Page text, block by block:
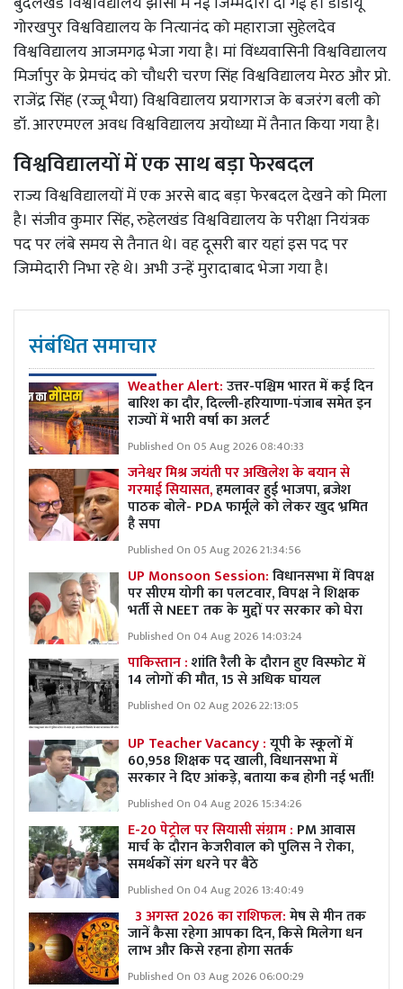
गोरखपुर विश्वविद्यालय के नित्यानंद को महाराजा सुहेलदेव
विश्वविद्यालय आजमगढ़ भेजा गया है। मां विंध्यवासिनी विश्वविद्यालय
मिर्जापुर के प्रेमचंद को चौधरी चरण सिंह विश्वविद्यालय मेरठ और प्रो.
राजेंद्र सिंह (रज्जू भैया) विश्वविद्यालय प्रयागराज के बजरंग बली को
डॉ. आरएमएल अवध विश्वविद्यालय अयोध्या में तैनात किया गया है।
विश्वविद्यालयों में एक साथ बड़ा फेरबदल
राज्य विश्वविद्यालयों में एक अरसे बाद बड़ा फेरबदल देखने को मिला
है। संजीव कुमार सिंह, रुहेलखंड विश्वविद्यालय के परीक्षा नियंत्रक
पद पर लंबे समय से तैनात थे। वह दूसरी बार यहां इस पद पर
जिम्मेदारी निभा रहे थे। अभी उन्हें मुरादाबाद भेजा गया है।
संबंधित समाचार
Weather Alert:उत्तर-पश्चिम भारत में कई दिन
बारिश का दौर, दिल्ली-हरियाणा-पंजाब समेत इन
राज्यों में भारी वर्षा का अलर्ट
Published On 05 Aug 2026 08:40:33
जनेश्वर मिश्र जयंती पर अखिलेश के बयान से
गरमाई सियासत,हमलावर हुई भाजपा, ब्रजेश
पाठक बोले- PDA फार्मूले को लेकर खुद भ्रमित
है सपा
Published On 05 Aug 2026 21:34:56
UP Monsoon Session:विधानसभा में विपक्ष
पर सीएम योगी का पलटवार, विपक्ष ने शिक्षक
भर्ती से NEET तक के मुद्दों पर सरकार को घेरा
Published On 04 Aug 2026 14:03:24
पाकिस्तान :शांति रैली के दौरान हुए विस्फोट में
14 लोगों की मौत, 15 से अधिक घायल
Published On 02 Aug 2026 22:13:05
UP Teacher Vacancy :यूपी के स्कूलों में
60,958 शिक्षक पद खाली, विधानसभा में
सरकार ने दिए आंकड़े, बताया कब होगी नई भर्ती!
Published On 04 Aug 2026 15:34:26
E-20 पेट्रोल पर सियासी संग्राम : PM आवास
मार्च के दौरान केजरीवाल को पुलिस ने रोका,
समर्थकों संग धरने पर बैठे
Published On 04 Aug 2026 13:40:49
3 अगस्त 2026 का राशिफल:मेष से मीन तक
जानें कैसा रहेगा आपका दिन, किसे मिलेगा धन
लाभ और किसे रहना होगा सतर्क
Published On 03 Aug 2026 06:00:29